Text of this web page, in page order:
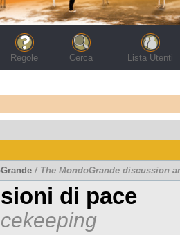
Regole Cerca Lista Utenti
/ The MondoGrande discussion
di pace